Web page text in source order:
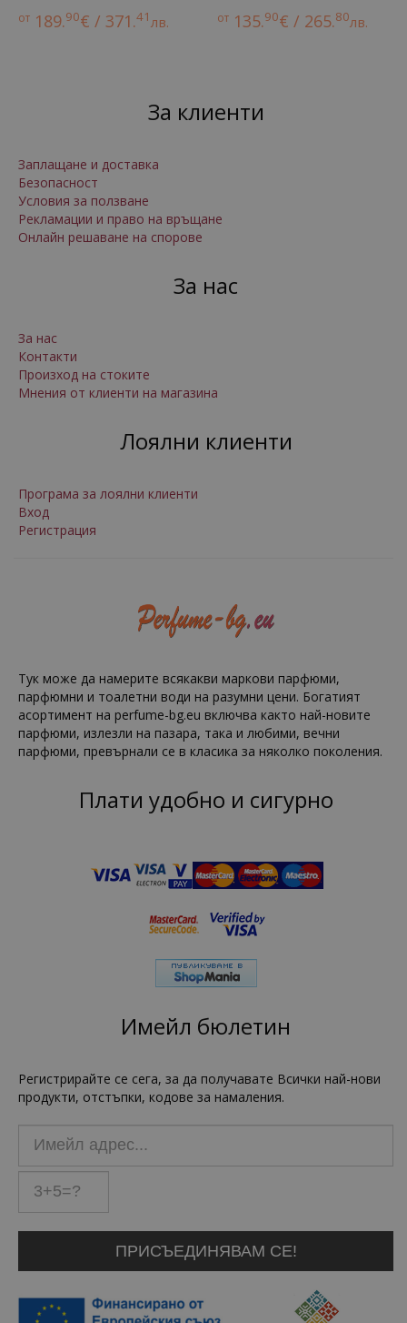
от 189.90€ / 371.41лв. от 135.90€ / 265.80лв.
За клиенти
Заплащане и доставка
Безопасност
Условия за ползване
Рекламации и право на връщане
Онлайн решаване на спорове
За нас
За нас
Контакти
Произход на стоките
Мнения от клиенти на магазина
Лоялни клиенти
Програма за лоялни клиенти
Вход
Регистрация
Тук може да намерите всякакви маркови парфюми,
парфюмни и тоалетни води на разумни цени. Богатият
асортимент на perfume-bg.eu включва както най-новите
парфюми, излезли на пазара, така и любими, вечни
парфюми, превърнали се в класика за няколко поколения.
Плати удобно и сигурно
Имейл бюлетин
Регистрирайте се сега, за да получавате Всички най-нови
продукти, отстъпки, кодове за намаления.